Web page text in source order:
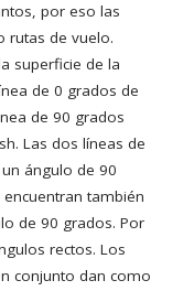
por eso las
rutas de vuelo.
superficie de la
de 0 grados de
de 90 grados
Las dos líneas de
ángulo de 90
también
de 90 grados. Por
rectos. Los
conjunto dan como